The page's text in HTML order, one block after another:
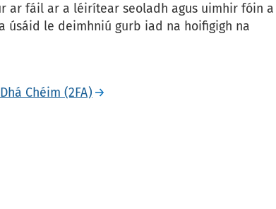
ar fáil ar a léirítear seoladh agus uimhir fóin a
úsáid le deimhniú gurb iad na hoifigigh na
Chéim (2FA)